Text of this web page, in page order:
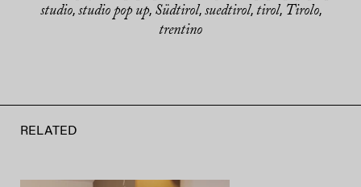
studio, studio pop up, Südtirol, suedtirol, tirol, Tirolo,
trentino
RELATED